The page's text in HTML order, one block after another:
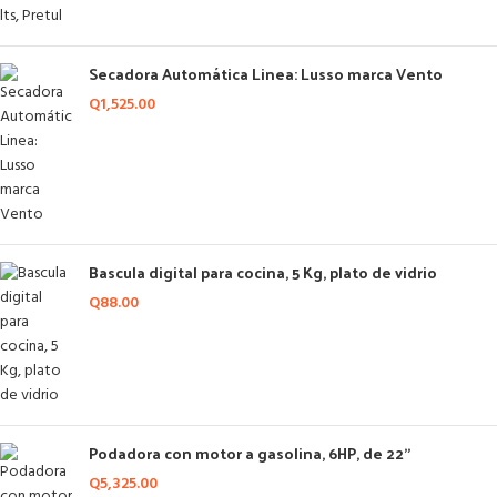
Secadora Automática Linea: Lusso marca Vento
Q1,525.00
Bascula digital para cocina, 5 Kg, plato de vidrio
Q88.00
Podadora con motor a gasolina, 6HP, de 22"
Q5,325.00